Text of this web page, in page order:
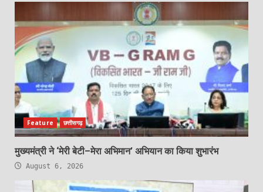
Feature छत्तीसगढ़
मुख्यमंत्री ने ‘मेरी बेटी–मेरा अभिमान’ अभियान का किया शुभारंभ
August 6, 2026